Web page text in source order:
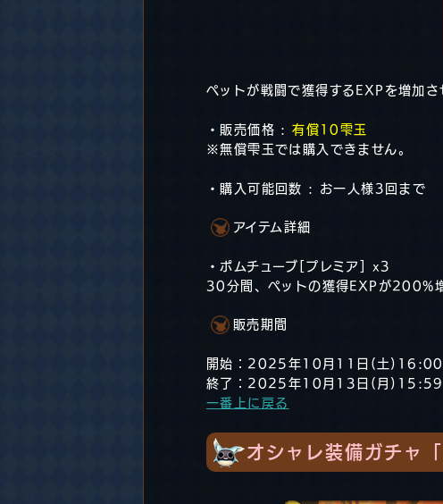
ペットが戦闘で獲得するEXPを増加さ
・販売価格 :有償10雫玉
※無償雫玉では購入できません。
・購入可能回数 : お一人様3回まで
アイテム詳細
・ポムチューブ[プレミア] x3
30分間、ペットの獲得EXPが200%増
販売期間
開始：2025年10月11日(土)16:00
終了：2025年10月13日(月)15:59
一番上に戻る
オシャレ装備ガチャ